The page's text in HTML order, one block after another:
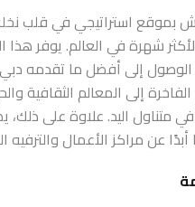
بيتش بموقع استراتيجي في قلب
شهرة في العالم. يوفر هذا
إلى أفضل ما تقدمه
إلى المعالم الثقافية
متناول اليد. علاوة على ذلك،
عن مراكز الأعمال والترفيه